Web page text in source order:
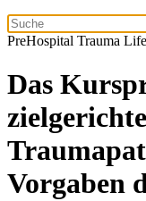
PreHospital Trauma
Das
Vorgaben